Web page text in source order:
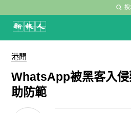
搜
港聞
WhatsApp被黑客入侵
助防範